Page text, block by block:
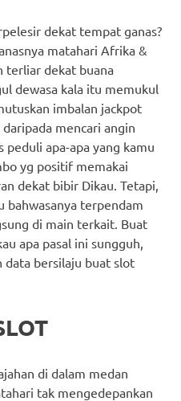
dekat tempat ganas?
matahari Afrika &
terliar dekat buana
dewasa kala itu memukul
imbalan jackpot
mencari angin
peduli apa-apa yang kamu
yg positif memakai
dekat bibir Dikau. Tetapi,
bahwasanya terpendam
di main terkait. Buat
apa pasal ini sungguh,
data bersilaju buat slot
di dalam medan
tak mengedepankan